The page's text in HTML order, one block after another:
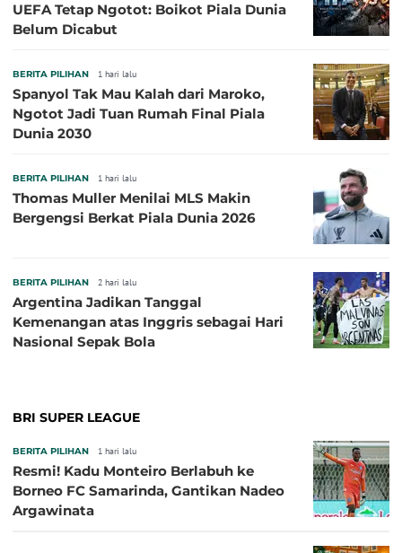
UEFA Tetap Ngotot: Boikot Piala Dunia
Belum Dicabut
BERITA PILIHAN 1 hari lalu
Spanyol Tak Mau Kalah dari Maroko,
Ngotot Jadi Tuan Rumah Final Piala
Dunia 2030
BERITA PILIHAN 1 hari lalu
Thomas Muller Menilai MLS Makin
Bergengsi Berkat Piala Dunia 2026
BERITA PILIHAN 2 hari lalu
Argentina Jadikan Tanggal
Kemenangan atas Inggris sebagai Hari
Nasional Sepak Bola
BRI SUPER LEAGUE
BERITA PILIHAN 1 hari lalu
Resmi! Kadu Monteiro Berlabuh ke
Borneo FC Samarinda, Gantikan Nadeo
Argawinata